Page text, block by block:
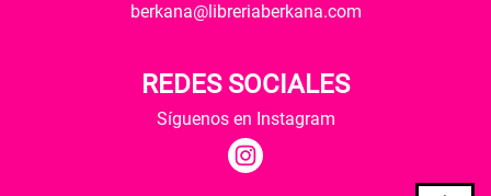
berkana@libreriaberkana.com
REDES SOCIALES
Síguenos en Instagram